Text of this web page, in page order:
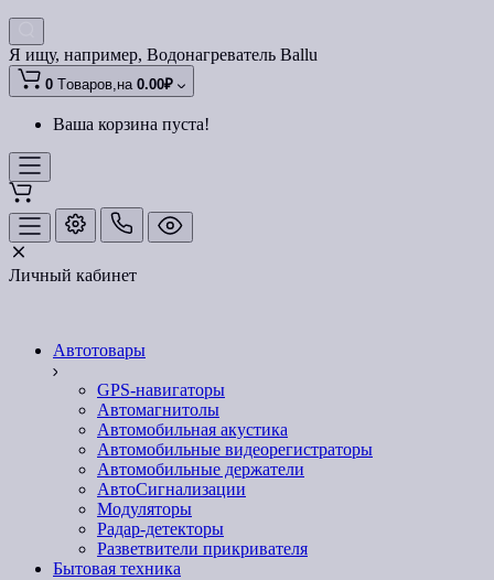
Я ищу, например, Водонагреватель Ballu
0 Tоваров,на 0.00₽
Ваша корзина пуста!
Личный кабинет
Автотовары
GPS-навигаторы
Автомагнитолы
Автомобильная акустика
Автомобильные видеорегистраторы
Автомобильные держатели
АвтоСигнализации
Модуляторы
Радар-детекторы
Разветвители прикривателя
Бытовая техника